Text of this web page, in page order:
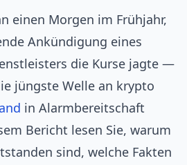
einen Morgen im Frühjahr,
Ankündigung eines
die Kurse jagte —
jüngste Welle an krypto
in Alarmbereitschaft
Bericht lesen Sie, warum
sind, welche Fakten